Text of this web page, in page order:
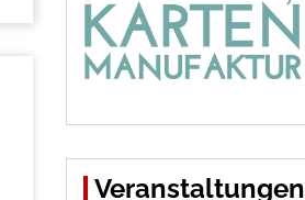
Veranstaltungen